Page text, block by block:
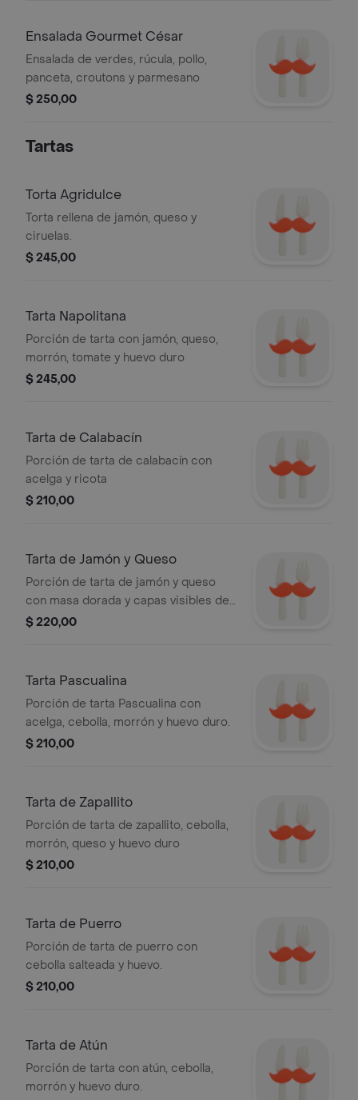
Ensalada Gourmet César
Ensalada de verdes, rúcula, pollo,
panceta, croutons y parmesano
$ 250,00
Tartas
Torta Agridulce
Torta rellena de jamón, queso y
ciruelas.
$ 245,00
Tarta Napolitana
Porción de tarta con jamón, queso,
morrón, tomate y huevo duro
$ 245,00
Tarta de Calabacín
Porción de tarta de calabacín con
acelga y ricota
$ 210,00
Tarta de Jamón y Queso
Porción de tarta de jamón y queso
con masa dorada y capas visibles de
jamón y queso.
$ 220,00
Tarta Pascualina
Porción de tarta Pascualina con
acelga, cebolla, morrón y huevo duro.
$ 210,00
Tarta de Zapallito
Porción de tarta de zapallito, cebolla,
morrón, queso y huevo duro
$ 210,00
Tarta de Puerro
Porción de tarta de puerro con
cebolla salteada y huevo.
$ 210,00
Tarta de Atún
Porción de tarta con atún, cebolla,
morrón y huevo duro.